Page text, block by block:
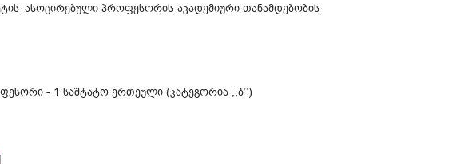
ასოცირებული პროფესორის აკადემიური თანამდებობის
- 1 საშტატო ერთეული (კატეგორია ,,ბ’’)